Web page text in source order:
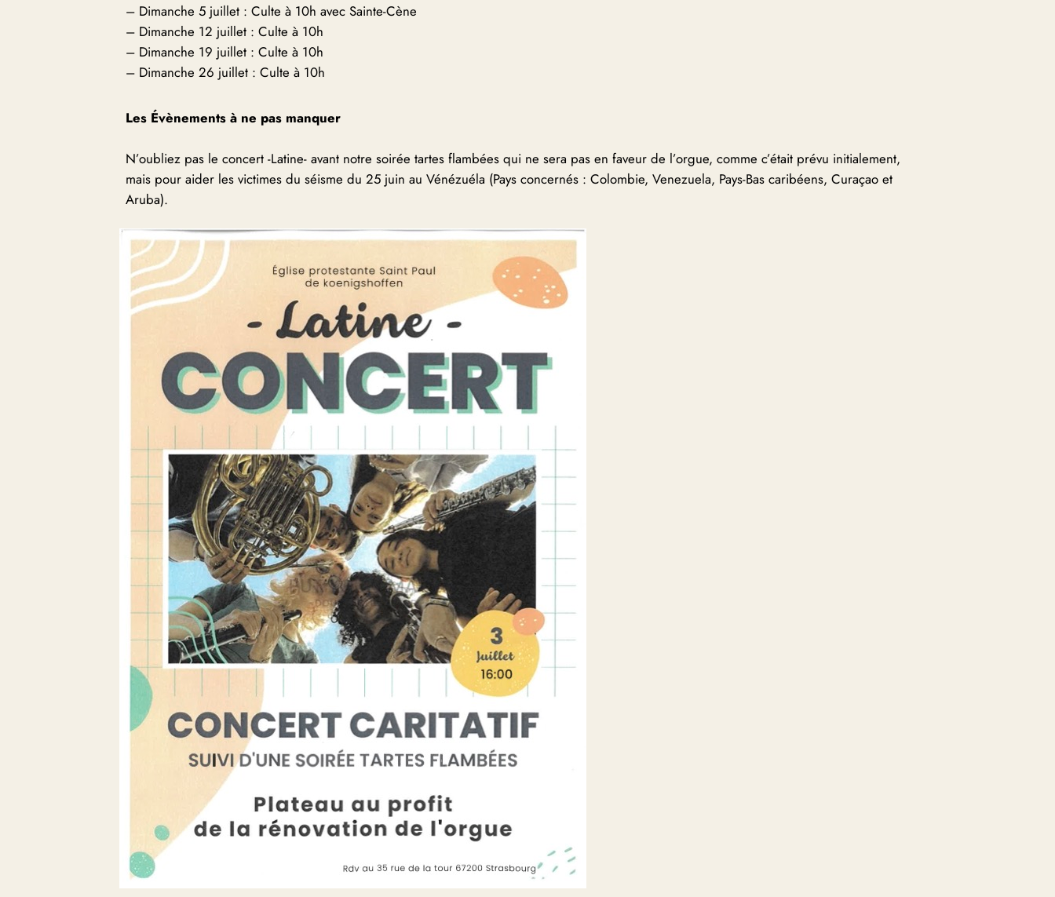
– Dimanche 5 juillet : Culte à 10h avec Sainte-Cène
– Dimanche 12 juillet : Culte à 10h
– Dimanche 19 juillet : Culte à 10h
– Dimanche 26 juillet : Culte à 10h
Les Évènements à ne pas manquer
N’oubliez pas le concert -Latine- avant notre soirée tartes flambées qui ne sera pas en faveur de l’orgue, comme c’était prévu initialement,
mais pour aider les victimes du séisme du 25 juin au Vénézuéla (Pays concernés : Colombie, Venezuela, Pays-Bas caribéens, Curaçao et
Aruba).